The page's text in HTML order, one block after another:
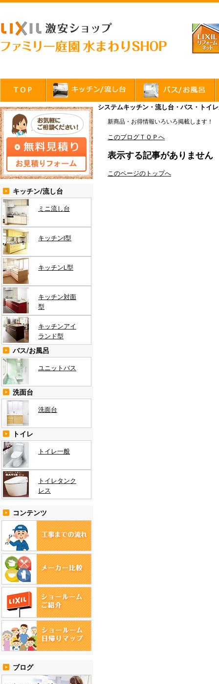
システムキッチン・流し台・バス・ト
新商品・お得情報いろいろ掲載します！
このブログＴＯＰへ
表示する記事がありません
このページのトップへ
キッチン/流し台
ミニ流し台
キッチンI型
キッチンL型
キッチン対面
型
キッチンアイ
ランド型
バス/お風呂
ユニットバス
洗面台
洗面台
トイレ
トイレ一般
トイレタンク
レス
コンテンツ
ブログ